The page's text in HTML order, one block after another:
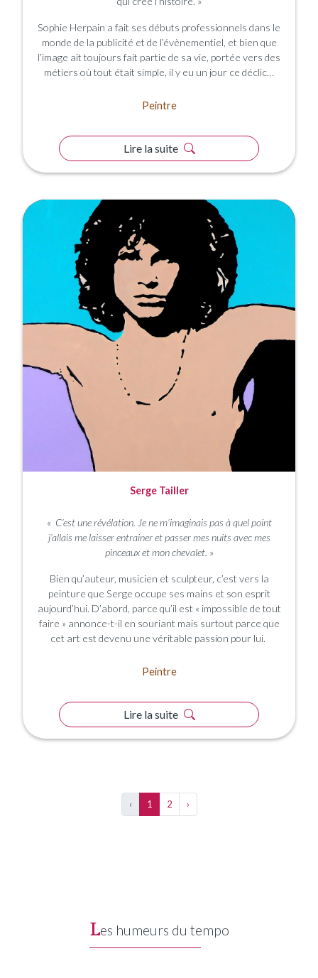
Sophie Herpain a fait ses débuts professionnels dans le
monde de la publicité et de l’évènementiel, et bien que
l’image ait toujours fait partie de sa vie, portée vers des
métiers où tout était simple, il y eu un jour ce déclic…
Peintre
Lire la suite
Serge Tailler
« C’est une révélation. Je ne m’imaginais pas à quel point
j’allais me laisser entrainer et passer mes nuits avec mes
pinceaux et mon chevalet. »
Bien qu’auteur, musicien et sculpteur, c’est vers la
peinture que Serge occupe ses mains et son esprit
aujourd’hui. D’abord, parce qu’il est « impossible de tout
faire » annonce-t-il en souriant mais surtout parce que
cet art est devenu une véritable passion pour lui.
Peintre
Lire la suite
‹ 1 2 ›
Les humeurs du tempo